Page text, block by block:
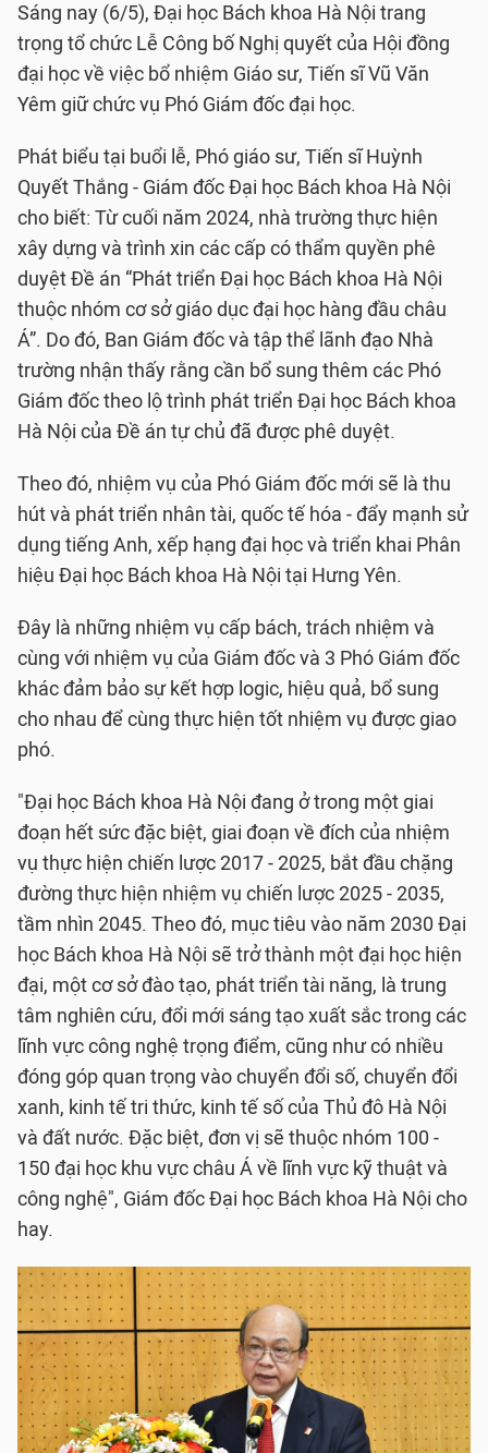
Sáng nay (6/5), Đại học Bách khoa Hà Nội trang
trọng tổ chức Lễ Công bố Nghị quyết của Hội đồng
đại học về việc bổ nhiệm Giáo sư, Tiến sĩ Vũ Văn
Yêm giữ chức vụ Phó Giám đốc đại học.
Phát biểu tại buổi lễ, Phó giáo sư, Tiến sĩ Huỳnh
Quyết Thắng - Giám đốc Đại học Bách khoa Hà Nội
cho biết: Từ cuối năm 2024, nhà trường thực hiện
xây dựng và trình xin các cấp có thẩm quyền phê
duyệt Đề án “Phát triển Đại học Bách khoa Hà Nội
thuộc nhóm cơ sở giáo dục đại học hàng đầu châu
Á”. Do đó, Ban Giám đốc và tập thể lãnh đạo Nhà
trường nhận thấy rằng cần bổ sung thêm các Phó
Giám đốc theo lộ trình phát triển Đại học Bách khoa
Hà Nội của Đề án tự chủ đã được phê duyệt.
Theo đó, nhiệm vụ của Phó Giám đốc mới sẽ là thu
hút và phát triển nhân tài, quốc tế hóa - đẩy mạnh sử
dụng tiếng Anh, xếp hạng đại học và triển khai Phân
hiệu Đại học Bách khoa Hà Nội tại Hưng Yên.
Đây là những nhiệm vụ cấp bách, trách nhiệm và
cùng với nhiệm vụ của Giám đốc và 3 Phó Giám đốc
khác đảm bảo sự kết hợp logic, hiệu quả, bổ sung
cho nhau để cùng thực hiện tốt nhiệm vụ được giao
phó.
"Đại học Bách khoa Hà Nội đang ở trong một giai
đoạn hết sức đặc biệt, giai đoạn về đích của nhiệm
vụ thực hiện chiến lược 2017 - 2025, bắt đầu chặng
đường thực hiện nhiệm vụ chiến lược 2025 - 2035,
tầm nhìn 2045. Theo đó, mục tiêu vào năm 2030 Đại
học Bách khoa Hà Nội sẽ trở thành một đại học hiện
đại, một cơ sở đào tạo, phát triển tài năng, là trung
tâm nghiên cứu, đổi mới sáng tạo xuất sắc trong các
lĩnh vực công nghệ trọng điểm, cũng như có nhiều
đóng góp quan trọng vào chuyển đổi số, chuyển đổi
xanh, kinh tế tri thức, kinh tế số của Thủ đô Hà Nội
và đất nước. Đặc biệt, đơn vị sẽ thuộc nhóm 100 -
150 đại học khu vực châu Á về lĩnh vực kỹ thuật và
công nghệ", Giám đốc Đại học Bách khoa Hà Nội cho
hay.